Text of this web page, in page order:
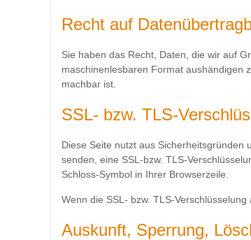
Recht auf
Sie haben das Recht, Daten, die wir auf
maschinenlesbaren Format aushändigen
machbar ist.
SSL- bzw. TLS-
Diese Seite nutzt aus Sicherheitsgründen
senden, eine SSL-bzw. TLS-
Schloss-Symbol in Ihrer Browserzeile.
Wenn die SSL- bzw. TLS-
Auskunft, Sperrung,